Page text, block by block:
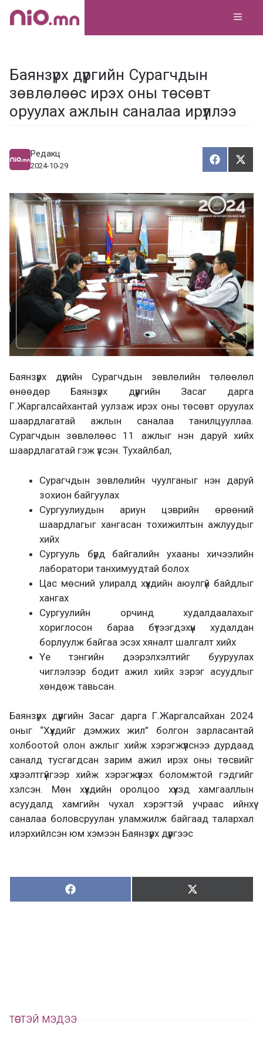
Skip
Баянзүрх дүүргийн Сурагчдын
зөвлөлөөс ирэх оны төсөвт
оруулах ажлын саналаа ирүүллээ
Редакц
2024-10-29
Х
у
а
а
л
ц
а
х
Т
э
х
Баянзүрх дүүгийн Сурагчдын зөвлөлийн төлөөлөл
өнөөдөр Баянзүрх дүүргийн Засаг дарга
Г.Жаргалсайхантай уулзаж ирэх оны төсөвт оруулах
шаардлагатай ажлын саналаа танилцууллаа.
Сурагчдын зөвлөлөөс 11 ажлыг нэн даруй хийх
шаардлагатай гэж үзсэн. Тухайлбал,
Сурагчдын зөвлөлийн чуулганыг нэн даруй
зохион байгуулах
Сургуулиудын ариун цэврийн өрөөний
шаардлагыг хангасан тохижилтын ажлуудыг
хийх
Сургууль бүрд байгалийн ухааны хичээлийн
лаборатори танхимуудтай болох
Цас мөсний улиралд хүүхдийн аюулгүй байдлыг
хангах
Сургуулийн орчинд худалдаалахыг
хориглосон бараа бүтээгдэхүүн худалдан
борлуулж байгаа эсэх хяналт шалгалт хийх
Үе тэнгийн дээрэлхэлтийг бууруулах
чиглэлээр бодит ажил хийх зэрэг асуудлыг
хөндөж тавьсан.
Баянзүрх дүүргийн Засаг дарга Г.Жаргалсайхан 2024
оныг “Хүүхдийг дэмжих жил” болгон зарласантай
холбоотой олон ажлыг хийж хэрэгжүүлснээ дурдаад
саналд тусгагдсан зарим ажил ирэх оны төсвийг
хүлээлтгүйгээр хийж хэрэгжүүлэх боломжтой гэдгийг
хэлсэн. Мөн хүүхдийн оролцоо хүүхэд хамгааллын
асуудалд хамгийн чухал хэрэгтэй учраас ийнхүү
саналаа боловсруулан уламжилж байгаад талархал
илэрхийлсэн юм хэмээн Баянзүрх дүүргээс
Хуваалцах:
Х
у
Түгээх:
Т
ТӨСТЭЙ МЭДЭЭ